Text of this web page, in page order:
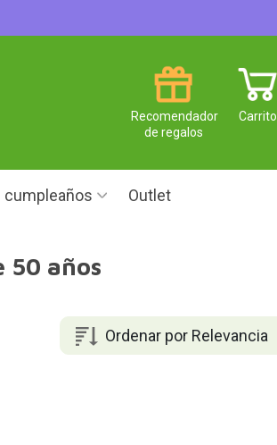
Carrito
Recomendador
de regalos
cumpleaños Outlet
50 años
Ordenar por Relevancia